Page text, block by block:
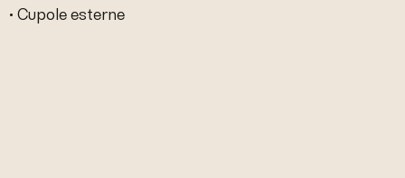
• Cupole esterne